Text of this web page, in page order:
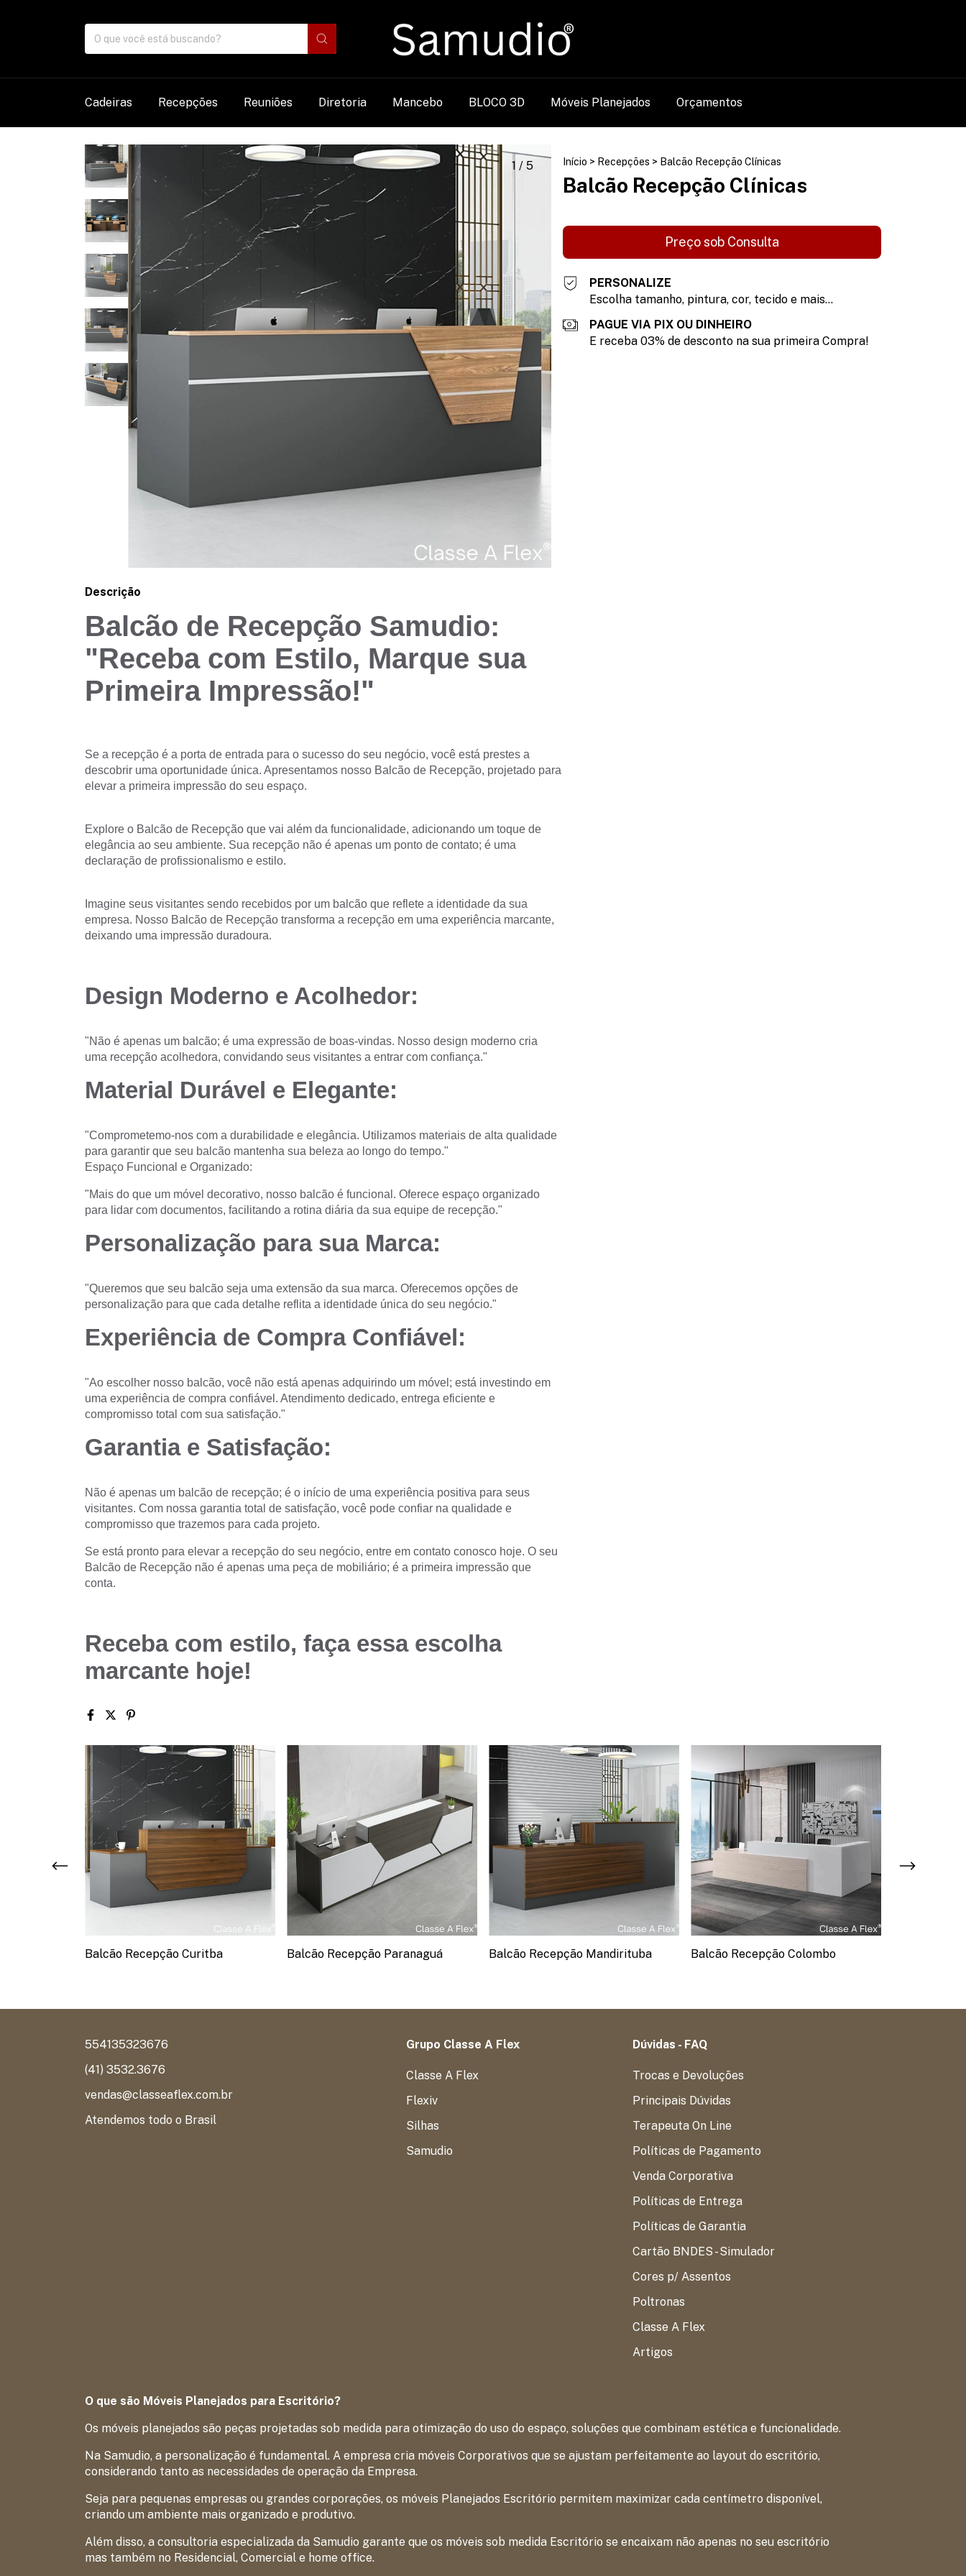
Cadeiras Recepções Reuniões Diretoria Mancebo BLOCO 3D Móveis Planejados Orçamentos
1 / 5 Início > Recepções > Balcão Recepção Clínicas
Balcão Recepção Clínicas
PERSONALIZE
Escolha tamanho, pintura, cor, tecido e mais...
PAGUE VIA PIX OU DINHEIRO
E receba 03% de desconto na sua primeira Compra!
Descrição
Balcão de Recepção Samudio:
"Receba com Estilo, Marque sua
Primeira Impressão!"
Se a recepção é a porta de entrada para o sucesso do seu negócio, você está prestes a
descobrir uma oportunidade única. Apresentamos nosso Balcão de Recepção, projetado para
elevar a primeira impressão do seu espaço.
Explore o Balcão de Recepção que vai além da funcionalidade, adicionando um toque de
elegância ao seu ambiente. Sua recepção não é apenas um ponto de contato; é uma
declaração de profissionalismo e estilo.
Imagine seus visitantes sendo recebidos por um balcão que reflete a identidade da sua
empresa. Nosso Balcão de Recepção transforma a recepção em uma experiência marcante,
deixando uma impressão duradoura.
Design Moderno e Acolhedor:
"Não é apenas um balcão; é uma expressão de boas-vindas. Nosso design moderno cria
uma recepção acolhedora, convidando seus visitantes a entrar com confiança."
Material Durável e Elegante:
"Comprometemo-nos com a durabilidade e elegância. Utilizamos materiais de alta qualidade
para garantir que seu balcão mantenha sua beleza ao longo do tempo."
Espaço Funcional e Organizado:
"Mais do que um móvel decorativo, nosso balcão é funcional. Oferece espaço organizado
para lidar com documentos, facilitando a rotina diária da sua equipe de recepção."
Personalização para sua Marca:
"Queremos que seu balcão seja uma extensão da sua marca. Oferecemos opções de
personalização para que cada detalhe reflita a identidade única do seu negócio."
Experiência de Compra Confiável:
"Ao escolher nosso balcão, você não está apenas adquirindo um móvel; está investindo em
uma experiência de compra confiável. Atendimento dedicado, entrega eficiente e
compromisso total com sua satisfação."
Garantia e Satisfação:
Não é apenas um balcão de recepção; é o início de uma experiência positiva para seus
visitantes. Com nossa garantia total de satisfação, você pode confiar na qualidade e
compromisso que trazemos para cada projeto.
Se está pronto para elevar a recepção do seu negócio, entre em contato conosco hoje. O seu
Balcão de Recepção não é apenas uma peça de mobiliário; é a primeira impressão que
conta.
Receba com estilo, faça essa escolha
marcante hoje!
Balcão Recepção Curitba Balcão Recepção Paranaguá Balcão Recepção Mandirituba Balcão Recepção Colombo
554135323676
(41) 3532.3676
vendas@classeaflex.com.br
Atendemos todo o Brasil
Grupo Classe A Flex
Classe A Flex
Flexiv
Silhas
Samudio
Dúvidas - FAQ
Trocas e Devoluções
Principais Dúvidas
Terapeuta On Line
Políticas de Pagamento
Venda Corporativa
Políticas de Entrega
Políticas de Garantia
Cartão BNDES - Simulador
Cores p/ Assentos
Poltronas
Classe A Flex
Artigos
O que são Móveis Planejados para Escritório?
Os móveis planejados são peças projetadas sob medida para otimização do uso do espaço, soluções que combinam estética e funcionalidade.
Na Samudio, a personalização é fundamental. A empresa cria móveis Corporativos que se ajustam perfeitamente ao layout do escritório,
considerando tanto as necessidades de operação da Empresa.
Seja para pequenas empresas ou grandes corporações, os móveis Planejados Escritório permitem maximizar cada centímetro disponível,
criando um ambiente mais organizado e produtivo.
Além disso, a consultoria especializada da Samudio garante que os móveis sob medida Escritório se encaixam não apenas no seu escritório
mas também no Residencial, Comercial e home office.